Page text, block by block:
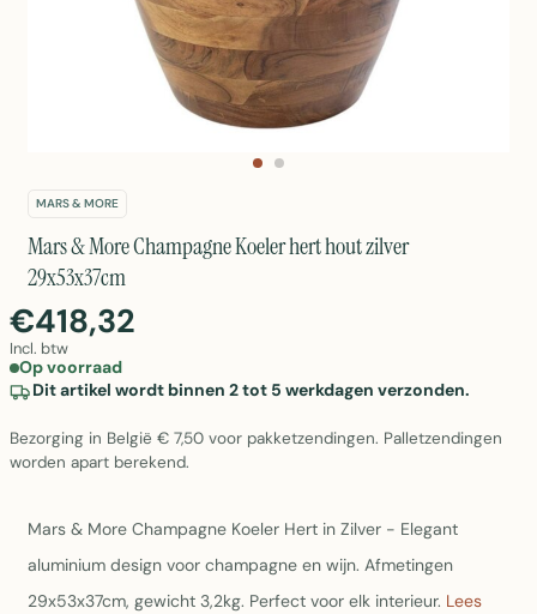
MARS & MORE
Mars & More Champagne Koeler hert hout zilver
29x53x37cm
€418,32
Incl. btw
Op voorraad
Dit artikel wordt binnen 2 tot 5 werkdagen verzonden.
Bezorging in België € 7,50 voor pakketzendingen. Palletzendingen
worden apart berekend.
Mars & More Champagne Koeler Hert in Zilver - Elegant
aluminium design voor champagne en wijn. Afmetingen
29x53x37cm, gewicht 3,2kg. Perfect voor elk interieur. Lees